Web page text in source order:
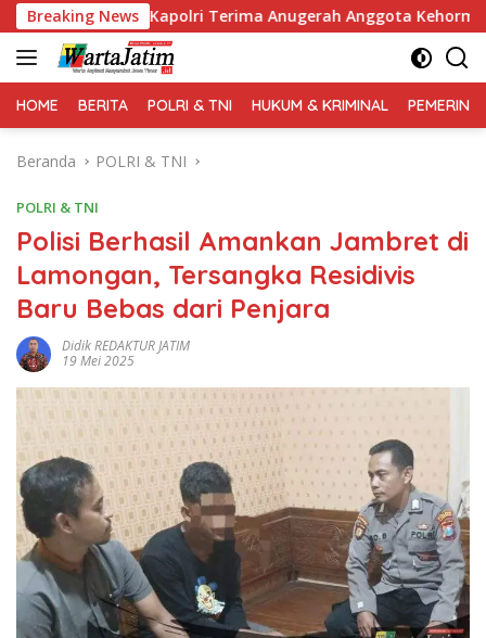
Langsung
ke
konten
Breaking News
Kapolri Terima Anugerah Anggota Kehormatan
HOME BERITA POLRI & TNI HUKUM & KRIMINAL
Beranda POLRI & TNI
POLRI & TNI
Polisi Berhasil Amankan Jambret di
Lamongan, Tersangka Residivis
Baru Bebas dari Penjara
Didik REDAKTUR JATIM
19 Mei 2025